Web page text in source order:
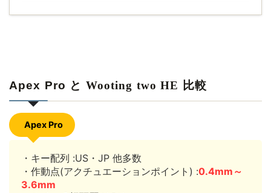
Apex Pro と Wooting two HE 比較
Apex Pro
・キー配列 :US・JP 他多数
・作動点(アクチュエーションポイント) :0.4mm～
3.6mm